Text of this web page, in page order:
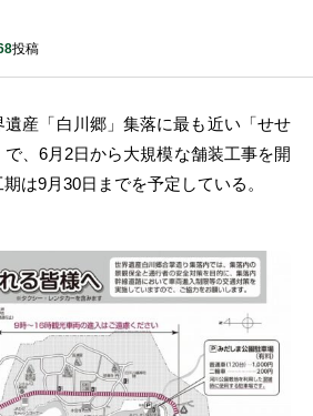
投稿
産「白川郷」集落に最も近い「せせ
、6月2日から大規模な舗装工事を開
は9月30日までを予定している。